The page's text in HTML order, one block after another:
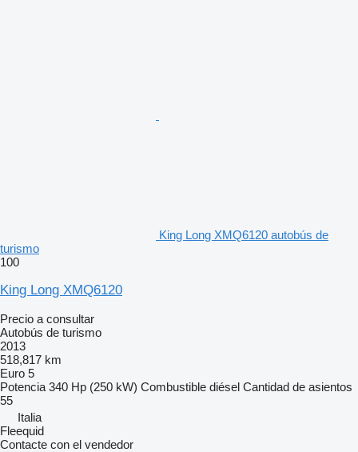
King Long XMQ6120 autobús de
turismo
100
King Long XMQ6120
Precio a consultar
Autobús de turismo
2013
518,817 km
Euro 5
Potencia 340 Hp (250 kW) Combustible diésel Cantidad de asientos
55
Italia
Fleequid
Contacte con el vendedor